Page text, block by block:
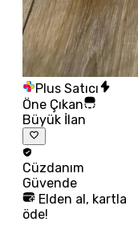
Plus Satıcı
Öne Çıkan
Büyük İlan
Cüzdanım
Güvende
Elden al, kartla
öde!